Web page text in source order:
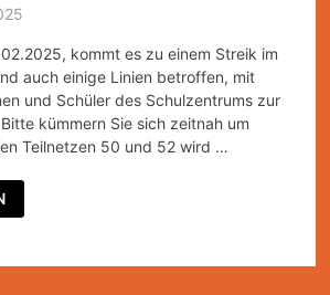
kommt es zu einem Streik im
auch einige Linien betroffen, mit
und Schüler des Schulzentrums zur
kümmern Sie sich zeitnah um
Teilnetzen 50 und 52 wird …